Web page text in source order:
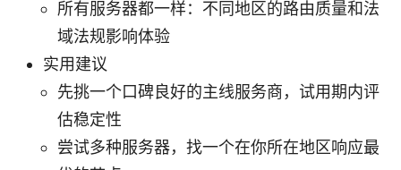
所有服务器都一样：不同地区的路由质量和法
域法规影响体验
实用建议
先挑一个口碑良好的主线服务商，试用期内评
估稳定性
尝试多种服务器，找一个在你所在地区响应最